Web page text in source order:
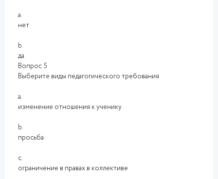
a.
нет
b.
да
Вопрос 5
Выберите виды педагогического требования
a.
изменение отношения к ученику
b.
просьба
c.
ограничение в правах в коллективе